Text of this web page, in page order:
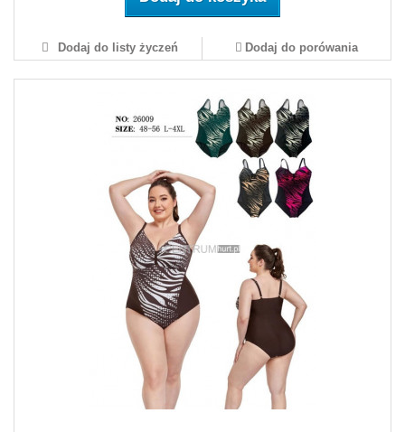
Dodaj do listy życzeń Dodaj do porówania